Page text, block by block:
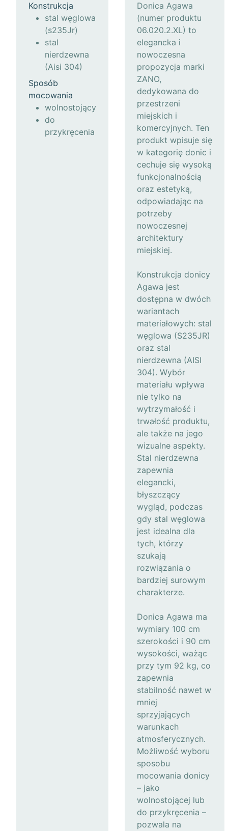
Konstrukcja
stal węglowa
(s235Jr)
stal
nierdzewna
(Aisi 304)
Sposób
mocowania
wolnostojący
do
przykręcenia
Donica Agawa
(numer produktu
06.020.2.XL) to
elegancka i
nowoczesna
propozycja marki
ZANO,
dedykowana do
przestrzeni
miejskich i
komercyjnych. Ten
produkt wpisuje się
w kategorię donic i
cechuje się wysoką
funkcjonalnością
oraz estetyką,
odpowiadając na
potrzeby
nowoczesnej
architektury
miejskiej.
Konstrukcja donicy
Agawa jest
dostępna w dwóch
wariantach
materiałowych: stal
węglowa (S235JR)
oraz stal
nierdzewna (AISI
304). Wybór
materiału wpływa
nie tylko na
wytrzymałość i
trwałość produktu,
ale także na jego
wizualne aspekty.
Stal nierdzewna
zapewnia
elegancki,
błyszczący
wygląd, podczas
gdy stal węglowa
jest idealna dla
tych, którzy
szukają
rozwiązania o
bardziej surowym
charakterze.
Donica Agawa ma
wymiary 100 cm
szerokości i 90 cm
wysokości, ważąc
przy tym 92 kg, co
zapewnia
stabilność nawet w
mniej
sprzyjających
warunkach
atmosferycznych.
Możliwość wyboru
sposobu
mocowania donicy
– jako
wolnostojącej lub
do przykręcenia –
pozwala na